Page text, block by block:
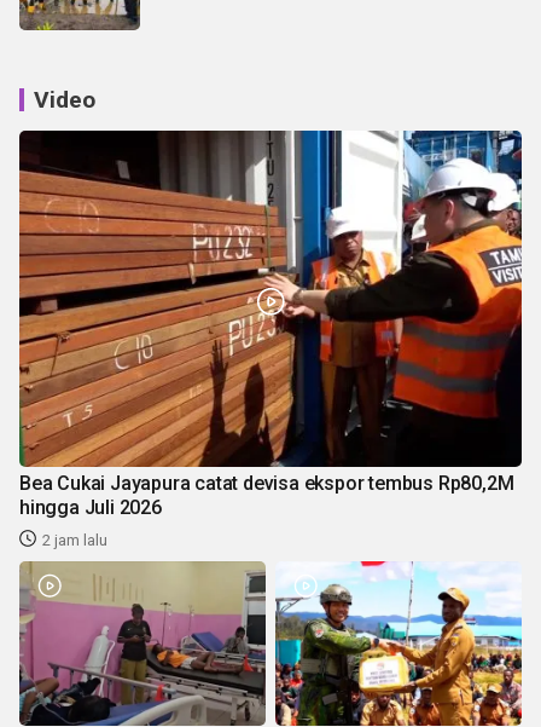
Video
Bea Cukai Jayapura catat devisa ekspor tembus Rp80,2M
hingga Juli 2026
2 jam lalu